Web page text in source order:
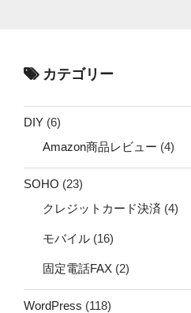
カテゴリー
DIY (6)
Amazon商品レビュー (4)
SOHO (23)
クレジットカード決済 (4)
モバイル (16)
固定電話FAX (2)
WordPress (118)